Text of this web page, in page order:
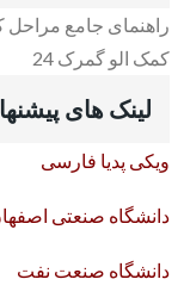
راهنمای جامع مراحل
کمک الو گمرک 24
لینک های
ویکی پدیا فارسی
دانشگاه صنعتی
دانشگاه صنعت نفت